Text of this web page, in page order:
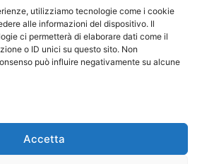
utilizziamo tecnologie come i cookie
alle informazioni del dispositivo. Il
ci permetterà di elaborare dati come il
o ID unici su questo sito. Non
può influire negativamente su alcune
Accetta